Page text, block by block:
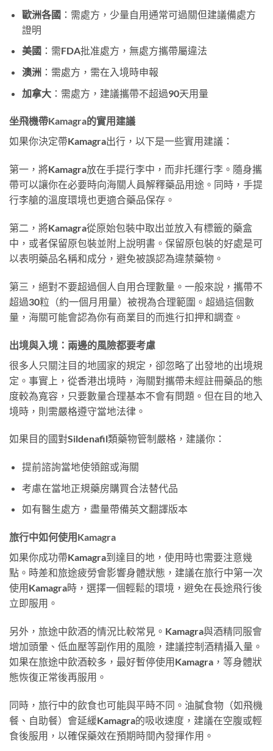
歐洲各國 ：需處方，少量自用通常可過關但建議備處方
證明
美國 ：需FDA批准處方，無處方攜帶屬違法
澳洲：需處方，需在入境時申報
加拿大：需處方，建議攜帶不超過90天用量
坐飛機帶Kamagra的實用建議
如果你決定帶Kamagra出行，以下是一些實用建議：
第一，將Kamagra放在手提行李中，而非托運行李。隨身攜
帶可以讓你在必要時向海關人員解釋藥品用途。同時，手提
行李艙的溫度環境也更適合藥品保存。
第二，將Kamagra從原始包裝中取出並放入有標籤的藥盒
中，或者保留原包裝並附上說明書。保留原包裝的好處是可
以表明藥品名稱和成分，避免被誤認為違禁藥物。
第三，絕對不要超過個人自用合理數量。一般來說，攜帶不
超過30粒（約一個月用量）被視為合理範圍。超過這個數
量，海關可能會認為你有商業目的而進行扣押和調查。
出境與入境：兩邊的風險都要考慮
很多人只關注目的地國家的規定，卻忽略了出發地的出境規
定。事實上，從香港出境時，海關對攜帶未經註冊藥品的態
度較為寬容，只要數量合理基本不會有問題。但在目的地入
境時，則需嚴格遵守當地法律。
如果目的國對Sildenafil類藥物管制嚴格，建議你：
提前諮詢當地使領館或海關
考慮在當地正規藥房購買合法替代品
如有醫生處方，盡量帶備英文翻譯版本
旅行中如何使用Kamagra
如果你成功帶Kamagra到達目的地，使用時也需要注意幾
點。時差和旅途疲勞會影響身體狀態，建議在旅行中第一次
使用Kamagra時，選擇一個輕鬆的環境，避免在長途飛行後
立即服用。
另外，旅途中飲酒的情況比較常見。Kamagra與酒精同服會
增加頭暈、低血壓等副作用的風險，建議控制酒精攝入量。
如果在旅途中飲酒較多，最好暫停使用Kamagra，等身體狀
態恢復正常後再服用。
同時，旅行中的飲食也可能與平時不同。油膩食物（如飛機
餐、自助餐）會延緩Kamagra的吸收速度，建議在空腹或輕
食後服用，以確保藥效在預期時間內發揮作用。